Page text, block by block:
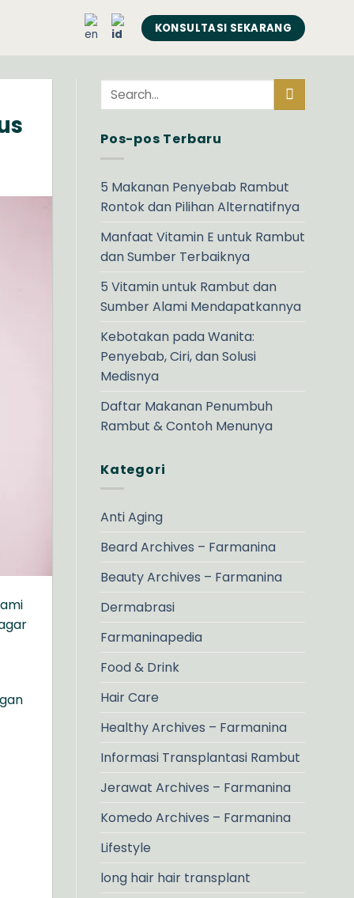
KONSULTASI SEKARANG
Pos-pos Terbaru
5 Makanan Penyebab Rambut
Rontok dan Pilihan Alternatifnya
Manfaat Vitamin E untuk Rambut
dan Sumber Terbaiknya
5 Vitamin untuk Rambut dan
Sumber Alami Mendapatkannya
Kebotakan pada Wanita:
Penyebab, Ciri, dan Solusi
Medisnya
Daftar Makanan Penumbuh
Rambut & Contoh Menunya
Kategori
Anti Aging
Beard Archives – Farmanina
Beauty Archives – Farmanina
Dermabrasi
Farmaninapedia
Food & Drink
Hair Care
Healthy Archives – Farmanina
Informasi Transplantasi Rambut
Jerawat Archives – Farmanina
Komedo Archives – Farmanina
Lifestyle
long hair hair transplant